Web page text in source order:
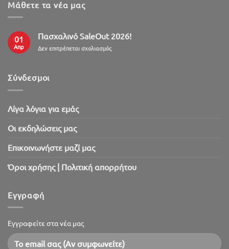
Μάθετε τα νέα μας
01
Απρ
Πασχαλινό SaleOut 2026!
Δεν επιτρέπεται σχολιασμόςστο
Σύνδεσμοι
Λίγα λόγια για εμάς
Oι εκδηλώσεις μας
Επικοινωνήστε μαζί μας
Όροι χρήσης | Πολιτική απορρήτου
Εγγραφή
Εγγραφείτε στα νέα μας